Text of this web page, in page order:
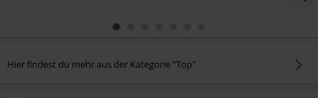
Hier findest du mehr aus der Kategorie "Top"